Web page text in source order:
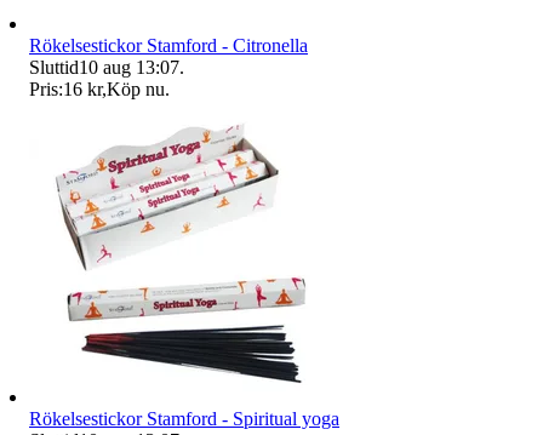
Rökelsestickor Stamford - Citronella
Sluttid10 aug 13:07.
Pris:16 kr,Köp nu.
Rökelsestickor Stamford - Spiritual yoga